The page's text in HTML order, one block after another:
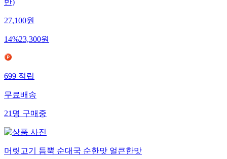
반)
27,100원
14%23,300원
699적립
무료배송
21명구매중
머릿고기 듬뿍 순대국 순한맛 얼큰한맛